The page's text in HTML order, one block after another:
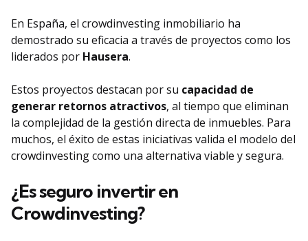
En España, el crowdinvesting inmobiliario ha
demostrado su eficacia a través de proyectos como los
liderados por Hausera.
Estos proyectos destacan por su capacidad de
generar retornos atractivos, al tiempo que eliminan
la complejidad de la gestión directa de inmuebles. Para
muchos, el éxito de estas iniciativas valida el modelo del
crowdinvesting como una alternativa viable y segura.
¿Es seguro invertir en
Crowdinvesting?